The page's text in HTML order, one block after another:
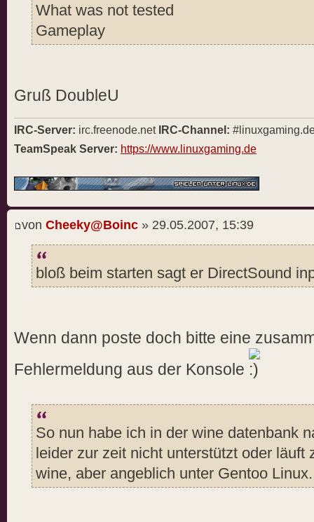
What was not tested
Gameplay
Gruß DoubleU
IRC-Server: irc.freenode.net IRC-Channel:
TeamSpeak Server: https://www.linuxgaming.de
von Cheeky@Boinc » 29.05.2007, 15:39
bloß beim starten sagt er DirectSound
Wenn dann poste doch bitte eine
Fehlermeldung aus der Konsole
So nun habe ich in der wine datenbank
leider zur zeit nicht unterstützt oder läuft
wine, aber angeblich unter Gentoo Linux.